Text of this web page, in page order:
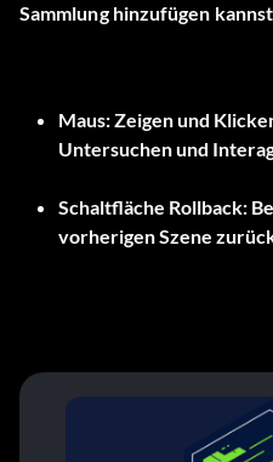
Sammlung hinzufügen
Maus:Zeigen und
Untersuchen und
Schaltfläche Rollback:
vorherigen Szene